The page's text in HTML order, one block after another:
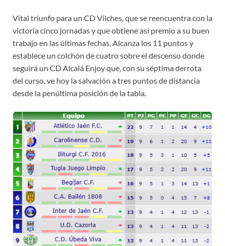
Vital triunfo para un CD Vilches, que se reencuentra con la
victoria cinco jornadas y que obtiene así premio a su buen
trabajo en las últimas fechas. Alcanza los 11 puntos y
establece un colchón de cuatro sobre el descenso donde
seguirá un CD Alcalá Enjoy que, con su séptima derrota
del curso, ve hoy la salvación a tres puntos de distancia
desde la penúltima posición de la tabla.